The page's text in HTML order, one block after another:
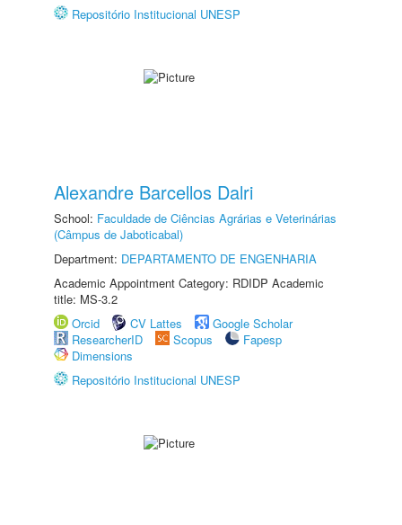
Repositório Institucional UNESP
Alexandre Barcellos Dalri
School: Faculdade de Ciências Agrárias e Veterinárias
(Câmpus de Jaboticabal)
Department: DEPARTAMENTO DE ENGENHARIA
Academic Appointment Category: RDIDP Academic
title: MS-3.2
Orcid
CV Lattes
Google Scholar
ResearcherID
Scopus
Fapesp
Dimensions
Repositório Institucional UNESP